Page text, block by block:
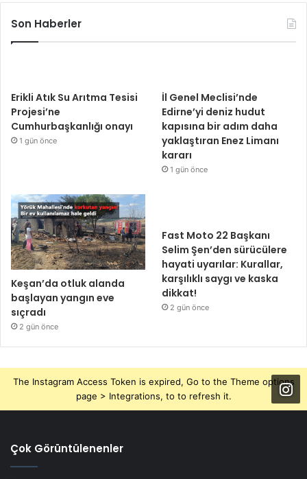
Son Haberler
Erikli Atık Su Arıtma Tesisi
Projesi’ne
Cumhurbaşkanlığı onayı
1 gün önce
İl Genel Meclisi’nde
Edirne’yi deniz hudut
kapısına bir adım daha
yaklaştıran Enez Limanı
kararı
1 gün önce
Keşan’da otluk alanda
başlayan yangın eve
sıçradı
2 gün önce
Fast Moto 22 Başkanı
Selim Şen’den sürücülere
hayati uyarılar: Kurallar,
karşılıklı saygı ve kaska
dikkat!
2 gün önce
The Instagram Access Token is expired, Go to the Theme options
page > Integrations, to to refresh it.
Çok Görüntülenenler